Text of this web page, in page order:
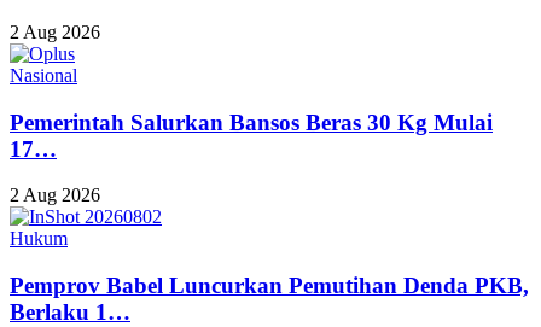
2 Aug 2026
Nasional
Pemerintah Salurkan Bansos Beras 30 Kg Mulai
17…
2 Aug 2026
Hukum
Pemprov Babel Luncurkan Pemutihan Denda PKB,
Berlaku 1…